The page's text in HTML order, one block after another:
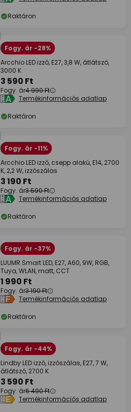
Raktáron
Fogy. ár -28%
Arcchio LED izzó, E27, 3,8 W, átlátszó,
3000 K
3 590 Ft
Fogy. ár4 990 Ft
Termékinformációs adatlap
Raktáron
Fogy. ár -11%
Arcchio LED izzó, csepp alakú, E14, 2700
K, 2,2 W, izzószálas
3 190 Ft
Fogy. ár3 590 Ft
Termékinformációs adatlap
Raktáron
Fogy. ár -37%
LUUMR Smart LED, E27, A60, 9W, RGB,
Tuya, WLAN, matt, CCT
1 990 Ft
Fogy. ár3 190 Ft
Termékinformációs adatlap
Raktáron
Fogy. ár -44%
Lindby LED izzó, izzószálas, E27, 7 W,
átlátszó, 2700 K
3 590 Ft
Fogy. ár6 490 Ft
Termékinformációs adatlap